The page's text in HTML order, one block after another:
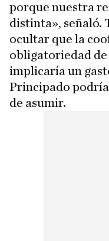
porque nuestra
distinta», señaló.
ocultar que la
obligatoriedad de
implicaría un
Principado
de asumir.